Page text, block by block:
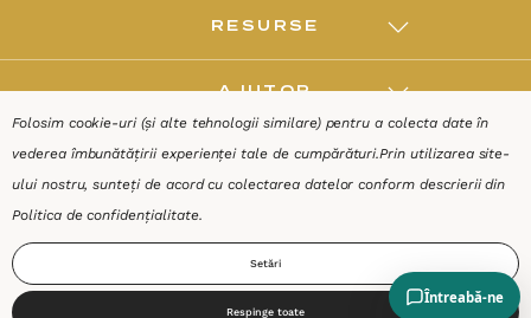
RESURSE
AJUTOR
DESPRE
Folosim cookie-uri (și alte tehnologii similare) pentru a colecta date în
vederea îmbunătățirii experienței tale de cumpărături.Prin utilizarea site-
ului nostru, sunteți de acord cu colectarea datelor conform descrierii din
Politica de confidențialitate.
Setări
Respinge toate